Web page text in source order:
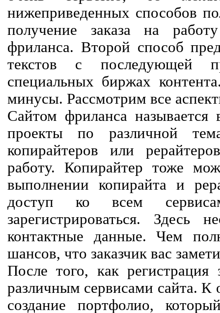
нижеприведенных способов
получение заказа на
фриланса. Второй способ
текстов с последующей
специальных биржах
минусы. Рассмотрим все
Сайтом фриланса называется
проекты по различной
копирайтеров или
работу. Копирайтер тоже
выполнении копирайта и
доступ ко всем
зарегистрироваться. Здесь
контактные данные. Чем
шансов, что заказчик вас
После того, как регистрация
различным сервисами сайта. К
создание портфолио,